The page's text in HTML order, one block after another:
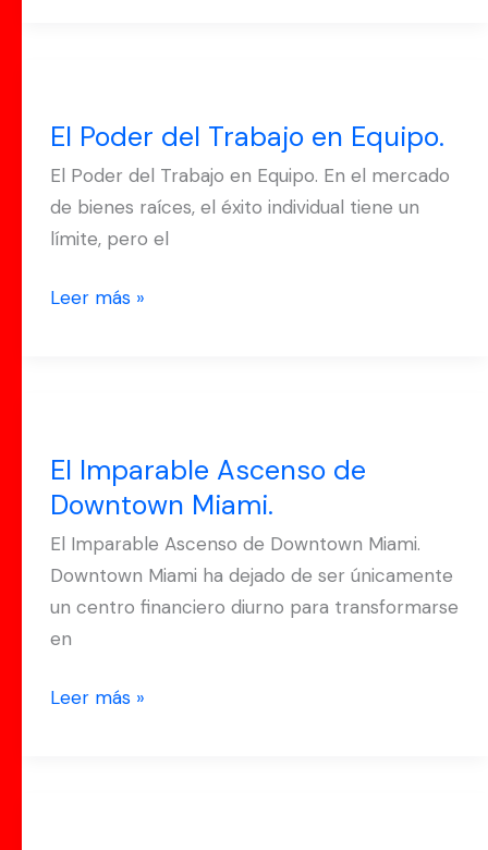
El Poder del Trabajo en Equipo.
El Poder del Trabajo en Equipo. En el mercado
de bienes raíces, el éxito individual tiene un
límite, pero el
del
Trabajo
en
Equipo.
Leer más »
El Imparable Ascenso de
Downtown Miami.
El Imparable Ascenso de Downtown Miami.
Downtown Miami ha dejado de ser únicamente
un centro financiero diurno para transformarse
en
Ascenso
de
Downtown
Miami.
Leer más »